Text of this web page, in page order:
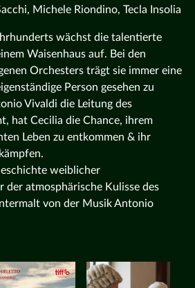
Michele Riondino, Tecla Insolia
wächst die talentierte
Waisenhaus auf. Bei den
Orchesters trägt sie immer eine
Person gesehen zu
Vivaldi die Leitung des
hat Cecilia die Chance, ihrem
Leben zu entkommen & ihr
weiblicher
der atmosphärische Kulisse des
von der Musik Antonio